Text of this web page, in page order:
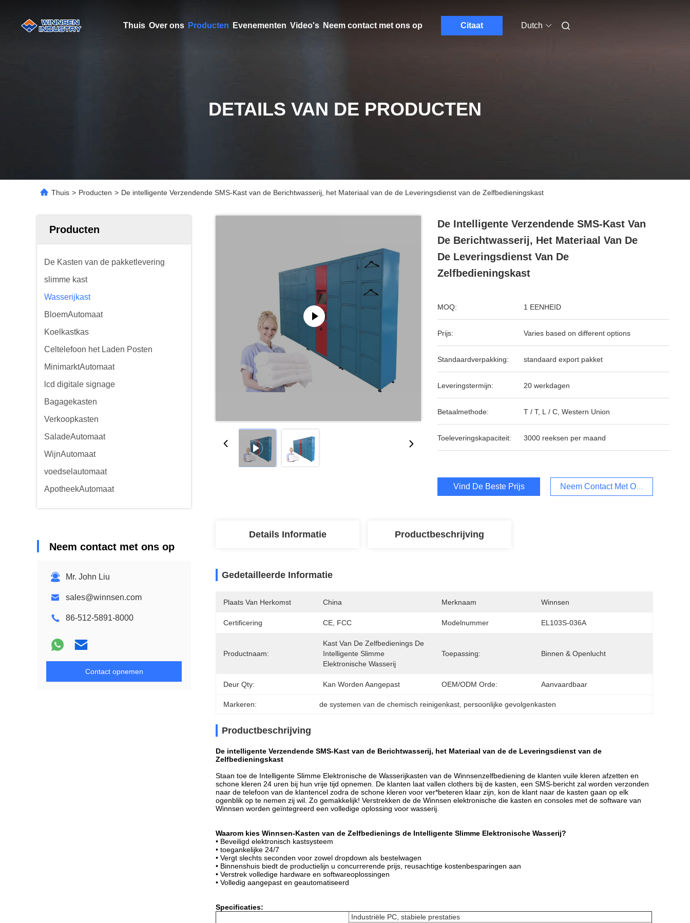
Thuis Over ons Producten Evenementen Video's Neem contact met ons op Citaat Dutch
DETAILS VAN DE PRODUCTEN
Thuis > Producten > De intelligente Verzendende SMS-Kast van de Berichtwasserij, het Materiaal van de de Leveringsdienst van de Zelfbedieningskast
Producten
De Kasten van de pakketlevering
slimme kast
Wasserijkast
BloemAutomaat
Koelkastkas
Celtelefoon het Laden Posten
MinimarktAutomaat
lcd digitale signage
Bagagekasten
Verkoopkasten
SaladeAutomaat
WijnAutomaat
voedselautomaat
ApotheekAutomaat
Neem contact met ons op
Mr. John Liu
sales@winnsen.com
86-512-5891-8000
Contact opnemen
De Intelligente Verzendende SMS-Kast Van
De Berichtwasserij, Het Materiaal Van De
De Leveringsdienst Van De
Zelfbedieningskast
MOQ: 1 EENHEID
Prijs: Varies based on different options
Standaardverpakking: standaard export pakket
Leveringstermijn: 20 werkdagen
Betaalmethode: T / T, L / C, Western Union
Toeleveringskapaciteit: 3000 reeksen per maand
Vind De Beste Prijs Neem Contact Met Ons Op
Details Informatie Productbeschrijving
Gedetailleerde Informatie
Plaats Van Herkomst China Merknaam Winnsen
Certificering CE, FCC Modelnummer EL103S-036A
Productnaam:
Kast Van De Zelfbedienings De
Intelligente Slimme
Elektronische Wasserij
Toepassing: Binnen & Openlucht
Deur Qty: Kan Worden Aangepast OEM/ODM Orde: Aanvaardbaar
Markeren: de systemen van de chemisch reinigenkast persoonlijke gevolgenkasten
Productbeschrijving
De intelligente Verzendende SMS-Kast van de Berichtwasserij, het Materiaal van de de Leveringsdienst van de
Zelfbedieningskast
Staan toe de Intelligente Slimme Elektronische de Wasserijkasten van de Winnsenzelfbediening de klanten vuile kleren afzetten en
schone kleren 24 uren bij hun vrije tijd opnemen. De klanten laat vallen clothers bij de kasten, een SMS-bericht zal worden verzonden
naar de telefoon van de klantencel zodra de schone kleren voor ver*beteren klaar zijn, kon de klant naar de kasten gaan op elk
ogenblik op te nemen zij wil. Zo gemakkelijk! Verstrekken de de Winnsen elektronische die kasten en consoles met de software van
Winnsen worden geïntegreerd een volledige oplossing voor wasserij.
Waarom kies Winnsen-Kasten van de Zelfbedienings de Intelligente Slimme Elektronische Wasserij?
• Beveiligd elektronisch kastsysteem
• toegankelijke 24/7
• Vergt slechts seconden voor zowel dropdown als bestelwagen
• Binnenshuis biedt de productielijn u concurrerende prijs, reusachtige kostenbesparingen aan
• Verstrek volledige hardware en softwareoplossingen
• Volledig aangepast en geautomatiseerd
Specificaties:
Industriële PC, stabiele prestaties